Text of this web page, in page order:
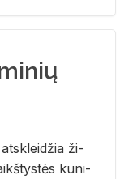
ži­
ku­ni­